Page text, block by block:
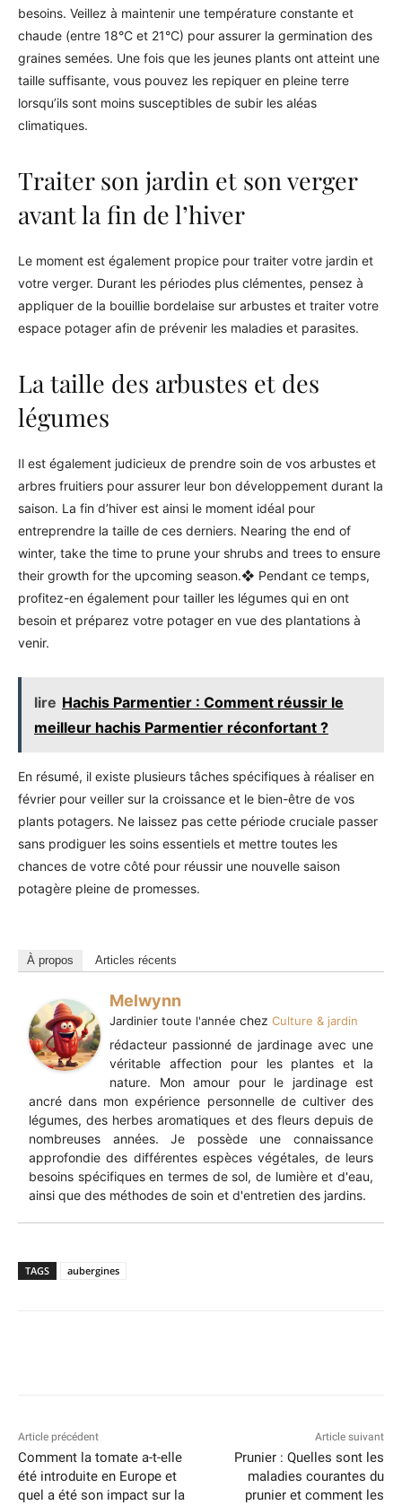
besoins. Veillez à maintenir une température constante et
chaude (entre 18°C et 21°C) pour assurer la germination des
graines semées. Une fois que les jeunes plants ont atteint une
taille suffisante, vous pouvez les repiquer en pleine terre
lorsqu’ils sont moins susceptibles de subir les aléas
climatiques.
Traiter son jardin et son verger
avant la fin de l’hiver
Le moment est également propice pour traiter votre jardin et
votre verger. Durant les périodes plus clémentes, pensez à
appliquer de la bouillie bordelaise sur arbustes et traiter votre
espace potager afin de prévenir les maladies et parasites.
La taille des arbustes et des
légumes
Il est également judicieux de prendre soin de vos arbustes et
arbres fruitiers pour assurer leur bon développement durant la
saison. La fin d’hiver est ainsi le moment idéal pour
entreprendre la taille de ces derniers. Nearing the end of
winter, take the time to prune your shrubs and trees to ensure
their growth for the upcoming season.❖ Pendant ce temps,
profitez-en également pour tailler les légumes qui en ont
besoin et préparez votre potager en vue des plantations à
venir.
lire Hachis Parmentier : Comment réussir le
meilleur hachis Parmentier réconfortant ?
En résumé, il existe plusieurs tâches spécifiques à réaliser en
février pour veiller sur la croissance et le bien-être de vos
plants potagers. Ne laissez pas cette période cruciale passer
sans prodiguer les soins essentiels et mettre toutes les
chances de votre côté pour réussir une nouvelle saison
potagère pleine de promesses.
À propos Articles récents
Melwynn
Jardinier toute l'année chez Culture & jardin
rédacteur passionné de jardinage avec une
véritable affection pour les plantes et la
nature. Mon amour pour le jardinage est
ancré dans mon expérience personnelle de cultiver des
légumes, des herbes aromatiques et des fleurs depuis de
nombreuses années. Je possède une connaissance
approfondie des différentes espèces végétales, de leurs
besoins spécifiques en termes de sol, de lumière et d'eau,
ainsi que des méthodes de soin et d'entretien des jardins.
TAGS aubergines
Article précédent
Comment la tomate a-t-elle
été introduite en Europe et
quel a été son impact sur la
Article suivant
Prunier : Quelles sont les
maladies courantes du
prunier et comment les